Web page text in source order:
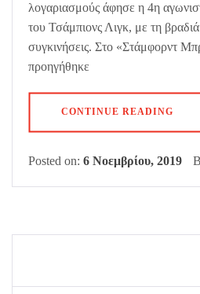
λογαριασμούς άφησε η 4η
του Τσάμπιονς Λιγκ, με τη
συγκινήσεις. Στο «Στάμφορντ
προηγήθηκε
CONTINUE READING
Posted on: 6 Νοεμβρίου, 2019